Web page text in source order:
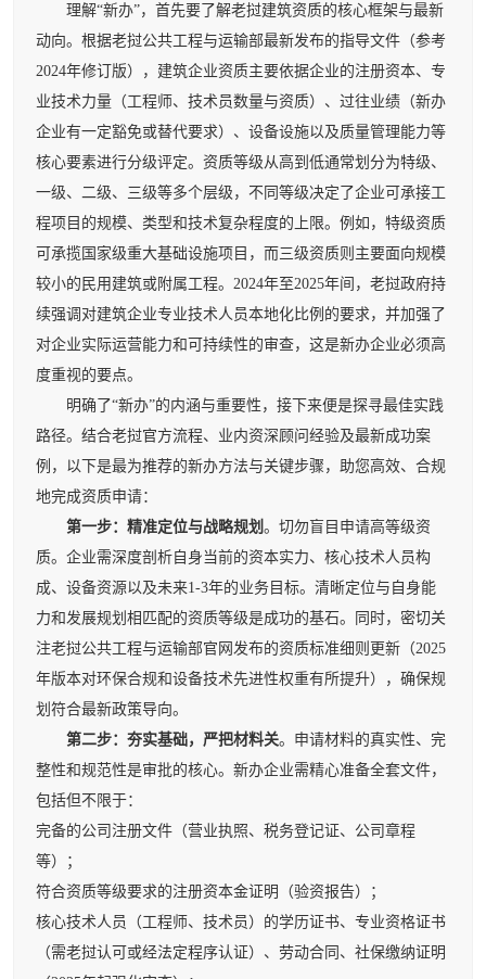
理解“新办”，首先要了解老挝建筑资质的核心框架与最新
动向。根据老挝公共工程与运输部最新发布的指导文件（参考
2024年修订版），建筑企业资质主要依据企业的注册资本、专
业技术力量（工程师、技术员数量与资质）、过往业绩（新办
企业有一定豁免或替代要求）、设备设施以及质量管理能力等
核心要素进行分级评定。资质等级从高到低通常划分为特级、
一级、二级、三级等多个层级，不同等级决定了企业可承接工
程项目的规模、类型和技术复杂程度的上限。例如，特级资质
可承揽国家级重大基础设施项目，而三级资质则主要面向规模
较小的民用建筑或附属工程。2024年至2025年间，老挝政府持
续强调对建筑企业专业技术人员本地化比例的要求，并加强了
对企业实际运营能力和可持续性的审查，这是新办企业必须高
度重视的要点。
明确了“新办”的内涵与重要性，接下来便是探寻最佳实践
路径。结合老挝官方流程、业内资深顾问经验及最新成功案
例，以下是最为推荐的新办方法与关键步骤，助您高效、合规
地完成资质申请：
第一步：精准定位与战略规划 。切勿盲目申请高等级资
质。企业需深度剖析自身当前的资本实力、核心技术人员构
成、设备资源以及未来1-3年的业务目标。清晰定位与自身能
力和发展规划相匹配的资质等级是成功的基石。同时，密切关
注老挝公共工程与运输部官网发布的资质标准细则更新（2025
年版本对环保合规和设备技术先进性权重有所提升），确保规
划符合最新政策导向。
第二步：夯实基础，严把材料关。申请材料的真实性、完
整性和规范性是审批的核心。新办企业需精心准备全套文件，
包括但不限于：
完备的公司注册文件（营业执照、税务登记证、公司章程
等）；
符合资质等级要求的注册资本金证明（验资报告）；
核心技术人员（工程师、技术员）的学历证书、专业资格证书
（需老挝认可或经法定程序认证）、劳动合同、社保缴纳证明